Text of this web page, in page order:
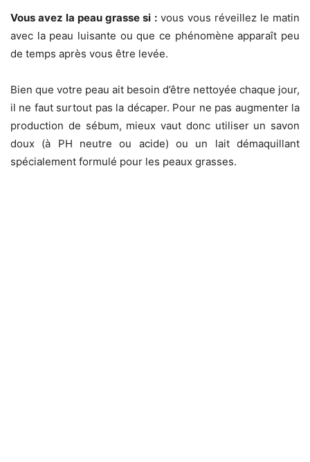
Vous avez la peau grasse si :vous vous réveillez le matin
avec la peau luisante ou que ce phénomène apparaît peu
de temps après vous être levée.
Bien que votre peau ait besoin d’être nettoyée chaque jour,
il ne faut surtout pas la décaper. Pour ne pas augmenter la
production de sébum, mieux vaut donc utiliser un savon
doux (à PH neutre ou acide) ou un lait démaquillant
spécialement formulé pour les peaux grasses.